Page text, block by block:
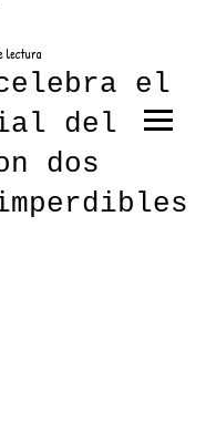
NOSOTROS
TOP
el
del
dos
lectura